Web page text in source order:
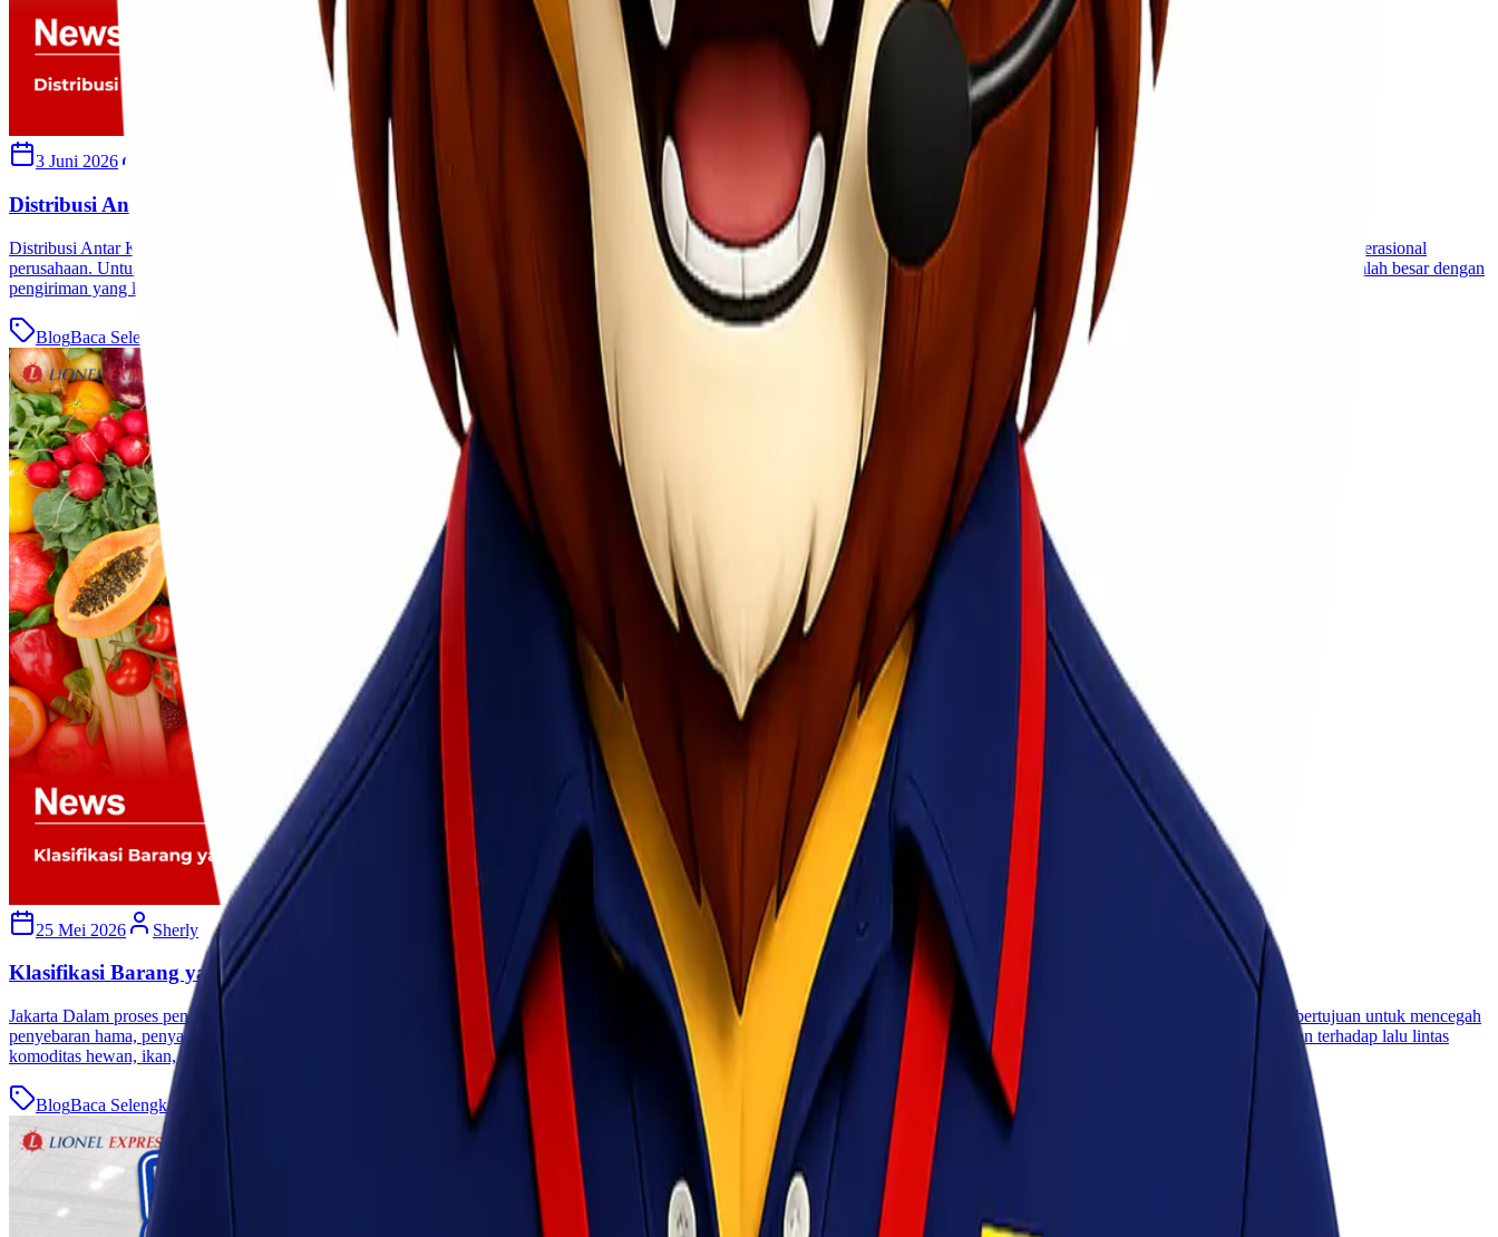
3 Juni 2026
Distribusi Antar Kota Pulau Jawa yang Efisien
Distribusi Antar Kota Pulau Jawa yang Efisien Jakarta Dalam dunia bisnis yang bergerak cepat, kelancaran distribusi barang menjadi salah satu faktor penting yang menentukan keberhasilan operasional
perusahaan. Untuk menjawab kebutuhan tersebut, Lionel Express menghadirkan layanan Trucking Full Truck Load (FTL) yang dirancang khusus untuk mendukung distribusi barang dalam jumlah besar dengan
pengiriman yang lebih cepat, [&hellip;]
BlogBaca Selengkapnya
25 Mei 2026 Sherly
Klasifikasi Barang yang Wajib Karantina
Jakarta Dalam proses pengiriman domestik maupun internasional, terdapat beberapa jenis barang yang wajib melalui pemeriksaan karantina sebelum dapat didistribusikan. Regulasi ini bertujuan untuk mencegah
penyebaran hama, penyakit, serta melindungi keamanan pangan dan sumber daya hayati di Indonesia. Melalui Badan Karantina Indonesia (Barantin), pemerintah melakukan pengawasan terhadap lalu lintas
komoditas hewan, ikan, tumbuhan, serta produk [&hellip;]
BlogBaca Selengkapnya